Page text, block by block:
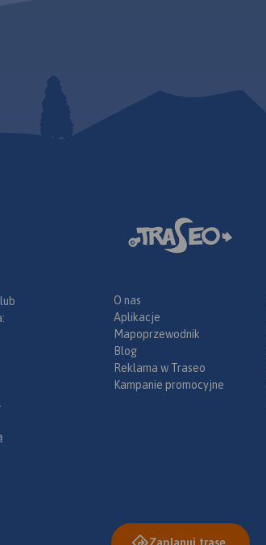
O nas
Aplikacje
Mapoprzewodnik
Blog
Reklama w Traseo
Kampanie promocyjne
Zaplanuj trasę